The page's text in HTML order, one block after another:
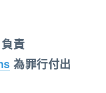
責
為罪行付出